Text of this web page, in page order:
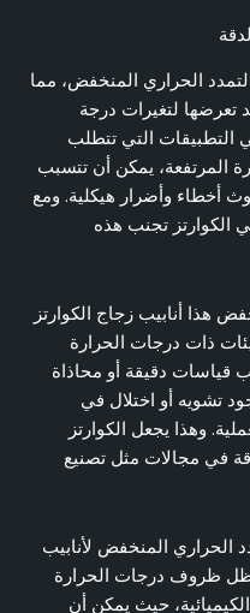
الحراري المنخفض، مما
تعرضها لتغيرات درجة
التطبيقات التي تتطلب
المرتفعة، يمكن أن تتسبب
أخطاء وأضرار هيكلية. ومع
الكوارتز تجنب هذه
هذا أنابيب زجاج الكوارتز
ذات درجات الحرارة
قياسات دقيقة أو محاذاة
تشويه أو اختلال في
وهذا يجعل الكوارتز
في مجالات مثل تصنيع
الحراري المنخفض لأنابيب
ظل ظروف درجات الحرارة
حيث يمكن أن